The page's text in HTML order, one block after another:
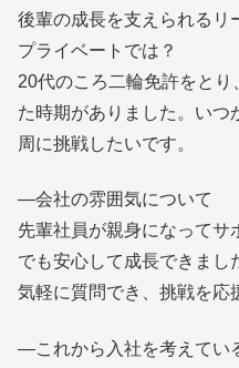
後輩の成長を支えられるリ
プライベートでは？
20代のころ二輪免許をと
た時期がありました。いつ
周に挑戦したいです。
—会社の雰囲気について
先輩社員が親身になってサ
でも安心して成長できまし
気軽に質問でき、挑戦を応
—これから入社を考えてい